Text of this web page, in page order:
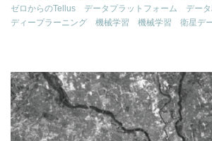
ゼロからのTellus
データプラットフォーム
デー
ディープラーニング
機械学習 機械学習 衛星デ